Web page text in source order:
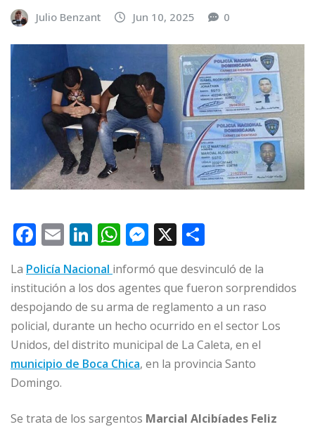
Julio Benzant Jun 10, 2025 0
F
a
c
e
b
o
o
k
E
m
ai
l
Li
k
e
dI
n
W
h
at
s
A
p
p
M
e
ss
e
n
g
e
X
o
m
p
ar
ti
r
La Policía Nacional informó que desvinculó de la
institución a los dos agentes que fueron sorprendidos
despojando de su arma de reglamento a un raso
policial, durante un hecho ocurrido en el sector Los
Unidos, del distrito municipal de La Caleta, en el
municipio de Boca Chica, en la provincia Santo
Domingo.
Se trata de los sargentos Marcial Alcibíades Feliz